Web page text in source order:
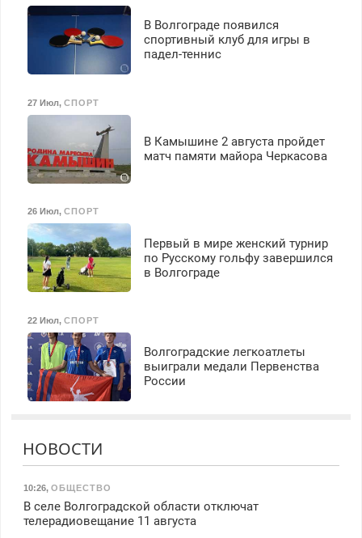
В Волгограде появился
спортивный клуб для игры в
падел-теннис
27 Июл, СПОРТ
В Камышине 2 августа пройдет
матч памяти майора Черкасова
26 Июл, СПОРТ
Первый в мире женский турнир
по Русскому гольфу завершился
в Волгограде
22 Июл, СПОРТ
Волгоградские легкоатлеты
выиграли медали Первенства
России
НОВОСТИ
10:26, ОБЩЕСТВО
В селе Волгоградской области отключат
телерадиовещание 11 августа